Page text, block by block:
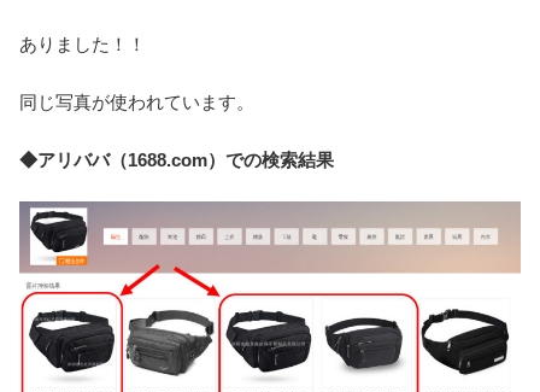
ありました！！
同じ写真が使われています。
◆アリババ（1688.com）での検索結果